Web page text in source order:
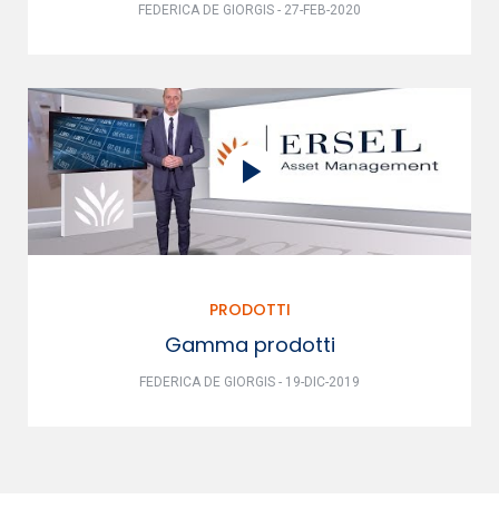
FEDERICA DE GIORGIS - 27-FEB-2020
PRODOTTI
Gamma prodotti
FEDERICA DE GIORGIS - 19-DIC-2019